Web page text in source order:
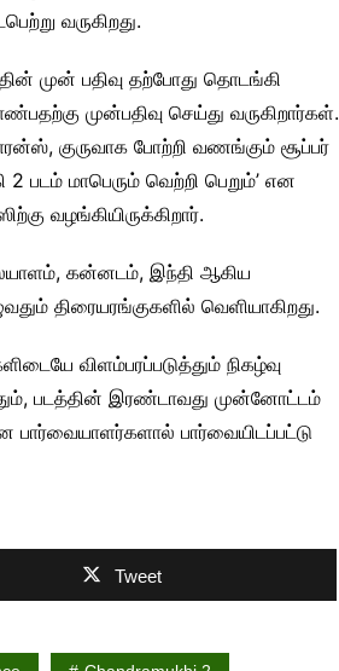
வருகிறது.‌
முன் பதிவு தற்போது தொடங்கி
முன்பதிவு செய்து வருகிறார்கள்.
குருவாக போற்றி வணங்கும் சூப்பர்
2 படம் மாபெரும் வெற்றி பெறும்’ என
வழங்கியிருக்கிறார்.
கன்னடம், இந்தி ஆகிய
திரையரங்குகளில் வெளியாகிறது.‌
விளம்பரப்படுத்தும் நிகழ்வு
படத்தின் இரண்டாவது முன்னோட்டம்
பார்வையிடப்பட்டு
Tweet